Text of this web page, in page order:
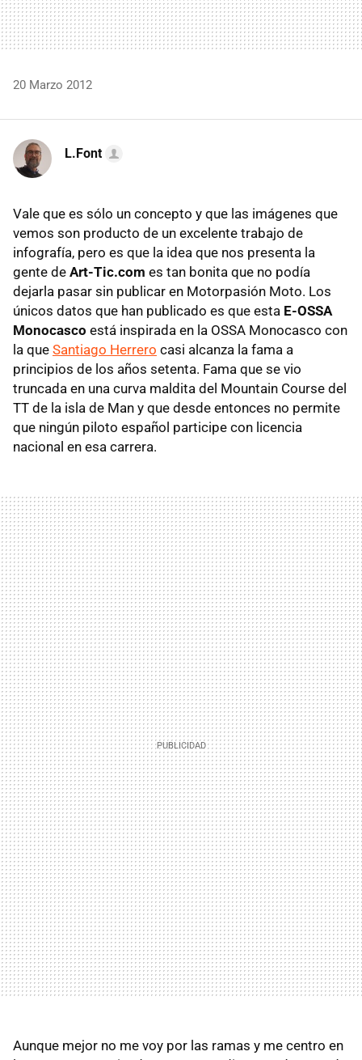
20 Marzo 2012
L.Font
Vale que es sólo un concepto y que las imágenes que
vemos son producto de un excelente trabajo de
infografía, pero es que la idea que nos presenta la
gente de Art-Tic.com es tan bonita que no podía
dejarla pasar sin publicar en Motorpasión Moto. Los
únicos datos que han publicado es que esta E-OSSA
Monocasco está inspirada en la OSSA Monocasco con
la que Santiago Herrero casi alcanza la fama a
principios de los años setenta. Fama que se vio
truncada en una curva maldita del Mountain Course del
TT de la isla de Man y que desde entonces no permite
que ningún piloto español participe con licencia
nacional en esa carrera.
Aunque mejor no me voy por las ramas y me centro en